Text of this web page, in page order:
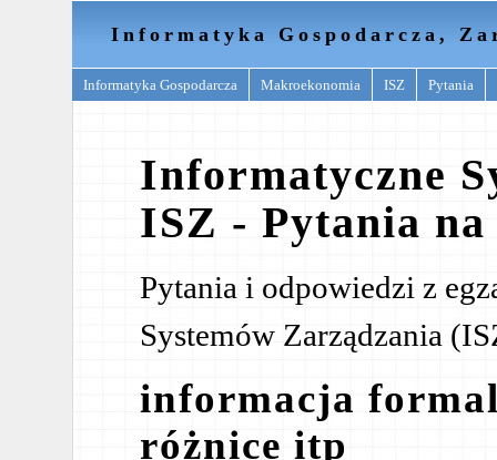
Informatyka Gospodarcza,
Informatyka Gospodarcza Makroekonomia ISZ Pytania
Informatyczne
ISZ - Pytania na
Pytania i odpowiedzi z
Systemów Zarządzania
informacja
różnice itp